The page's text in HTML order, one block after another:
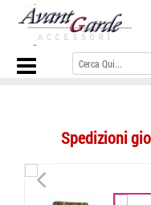
Home Page/ASCOT/
fantasia 60 foulard collo
Spedizioni
<